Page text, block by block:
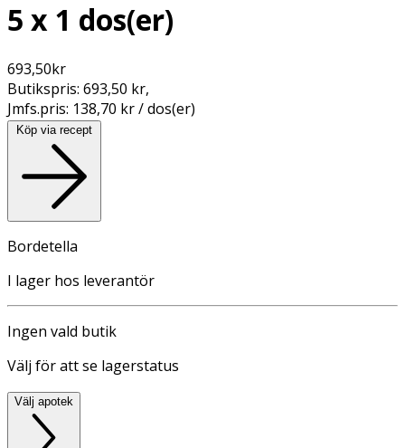
5 x 1 dos(er)
693,50kr
Butikspris: 693,50 kr,
Jmfs.pris: 138,70 kr / dos(er)
Köp via recept
Bordetella
I lager hos leverantör
Ingen vald butik
Välj för att se lagerstatus
Välj apotek